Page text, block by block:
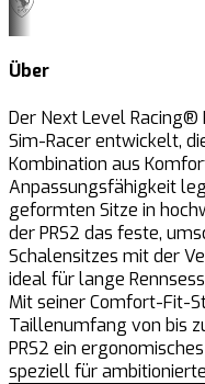
Über
Der Next Level Racing®
Sim-Racer entwickelt,
Kombination aus
Anpassungsfähigkeit
geformten Sitze in
der PRS2 das feste,
Schalensitzes mit der
ideal für lange
Mit seiner Comfort-Fit-
Taillenumfang von bis
PRS2 ein
speziell für